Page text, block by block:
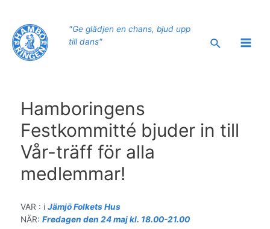
innehåll
"Ge glädjen en chans, bjud upp
till dans"
Sök
Main
Hamboringens
Festkommitté bjuder in till
Vår-träff för alla
medlemmar!
VAR : i Jämjö Folkets Hus
NÄR: Fredagen den 24 maj kl. 18.00-21.00